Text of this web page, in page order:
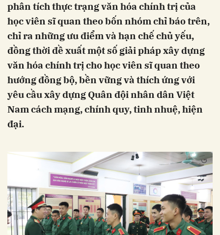
phân tích thực trạng văn hóa chính trị của
học viên sĩ quan theo bốn nhóm chỉ báo trên,
chỉ ra những ưu điểm và hạn chế chủ yếu,
đồng thời đề xuất một số giải pháp xây dựng
văn hóa chính trị cho học viên sĩ quan theo
hướng đồng bộ, bền vững và thích ứng với
yêu cầu xây dựng Quân đội nhân dân Việt
Nam cách mạng, chính quy, tinh nhuệ, hiện
đại.